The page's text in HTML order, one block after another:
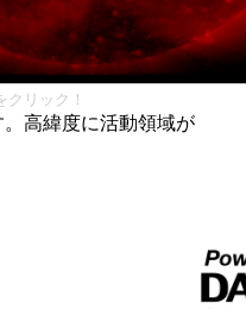
リック！
高緯度に活動領域が